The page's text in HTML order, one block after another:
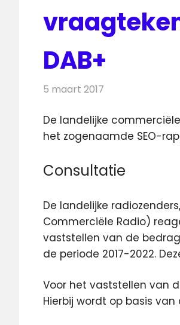
DAB+
5 maart 2017
De landelijke
het zogenaamde SEO-
Consultatie
De landelijke
Commerciële Radio)
vaststellen van de
de periode 2017-2022.
Voor het vaststellen van
Hierbij wordt op basis